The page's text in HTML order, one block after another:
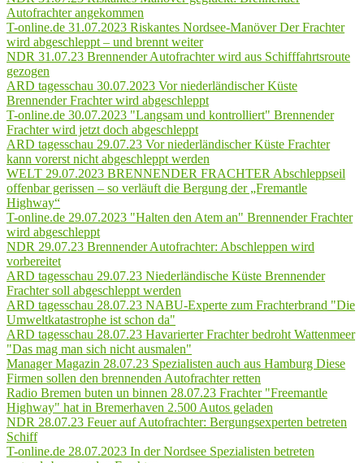
Autofrachter angekommen
T-online.de 31.07.2023 Riskantes Nordsee-Manöver Der Frachter
wird abgeschleppt – und brennt weiter
NDR 31.07.23 Brennender Autofrachter wird aus Schifffahrtsroute
gezogen
ARD tagesschau 30.07.2023 Vor niederländischer Küste
Brennender Frachter wird abgeschleppt
T-online.de 30.07.2023 "Langsam und kontrolliert" Brennender
Frachter wird jetzt doch abgeschleppt
ARD tagesschau 29.07.23 Vor niederländischer Küste Frachter
kann vorerst nicht abgeschleppt werden
WELT 29.07.2023 BRENNENDER FRACHTER Abschleppseil
offenbar gerissen – so verläuft die Bergung der „Fremantle
Highway“
T-online.de 29.07.2023 "Halten den Atem an" Brennender Frachter
wird abgeschleppt
NDR 29.07.23 Brennender Autofrachter: Abschleppen wird
vorbereitet
ARD tagesschau 29.07.23 Niederländische Küste Brennender
Frachter soll abgeschleppt werden
ARD tagesschau 28.07.23 NABU-Experte zum Frachterbrand "Die
Umweltkatastrophe ist schon da"
ARD tagesschau 28.07.23 Havarierter Frachter bedroht Wattenmeer
"Das mag man sich nicht ausmalen"
Manager Magazin 28.07.23 Spezialisten auch aus Hamburg Diese
Firmen sollen den brennenden Autofrachter retten
Radio Bremen buten un binnen 28.07.23 Frachter "Freemantle
Highway" hat in Bremerhaven 2.500 Autos geladen
NDR 28.07.23 Feuer auf Autofrachter: Bergungsexperten betreten
Schiff
T-online.de 28.07.2023 In der Nordsee Spezialisten betreten